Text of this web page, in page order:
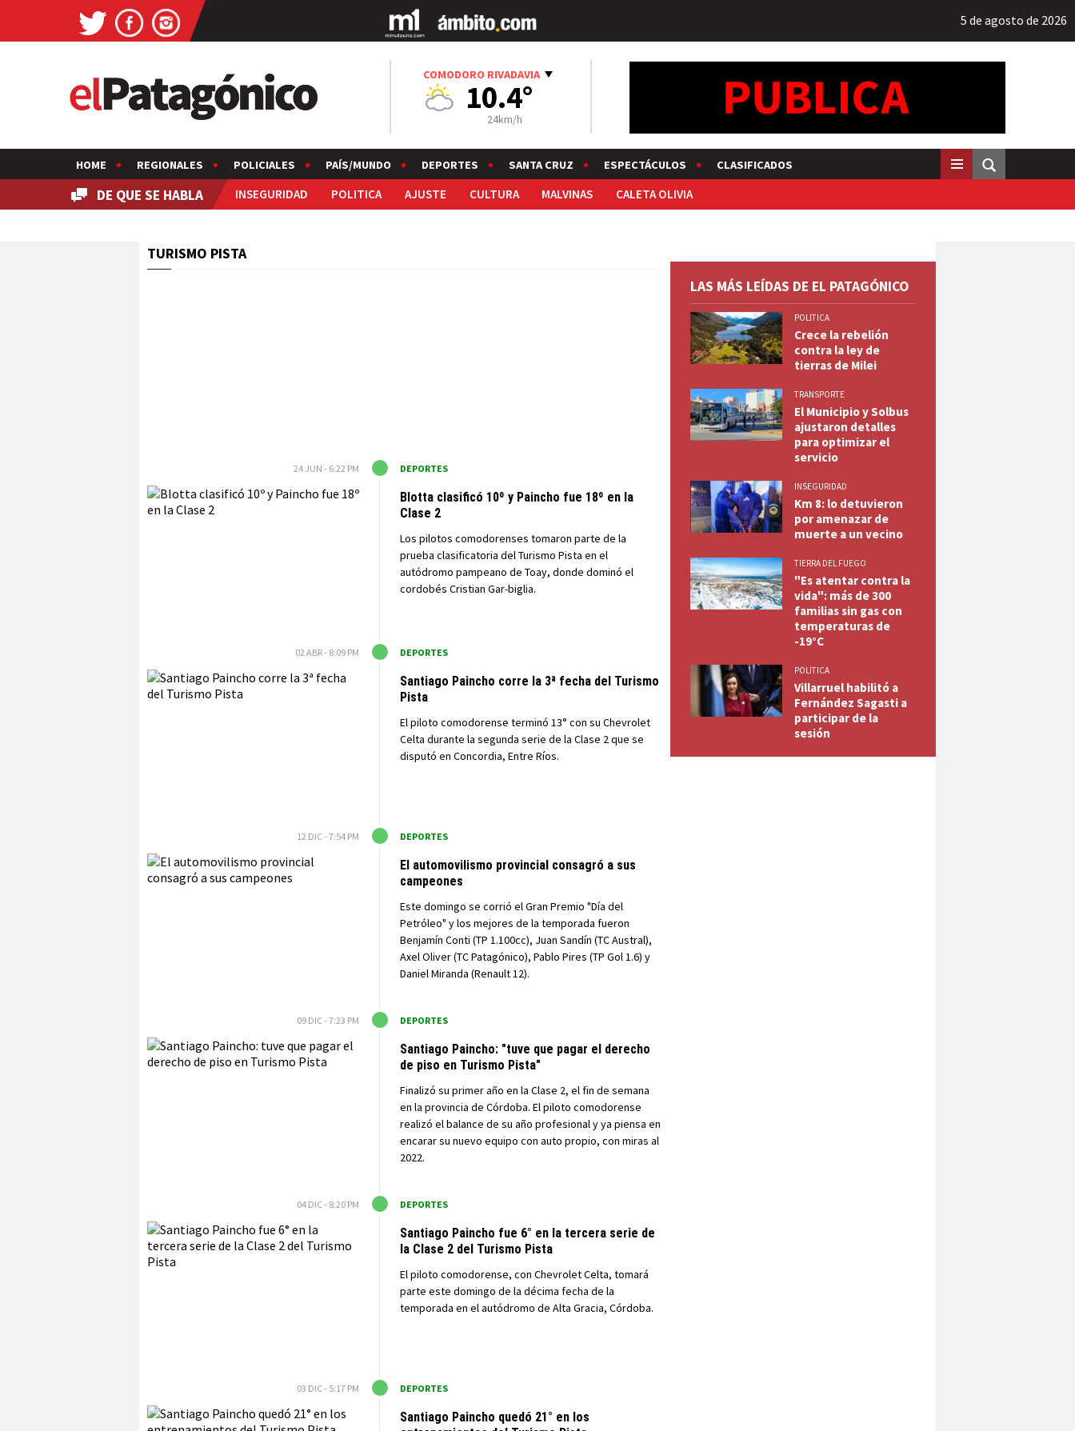
5 de agosto de 2026
COMODORO RIVADAVIA
10.4°
24km/h
HOME REGIONALES POLICIALES PAÍS/MUNDO DEPORTES SANTA CRUZ ESPECTÁCULOS CLASIFICADOS
DE QUE SE HABLA INSEGURIDAD POLITICA AJUSTE CULTURA MALVINAS CALETA OLIVIA
TURISMO PISTA
24 JUN - 6:22 PM DEPORTES
Blotta clasificó 10º y Paincho fue 18º en la
Clase 2
Los pilotos comodorenses tomaron parte de la
prueba clasificatoria del Turismo Pista en el
autódromo pampeano de Toay, donde dominó el
cordobés Cristian Gar-biglia.
02 ABR - 8:09 PM DEPORTES
Santiago Paincho corre la 3ª fecha del Turismo
Pista
El piloto comodorense terminó 13° con su Chevrolet
Celta durante la segunda serie de la Clase 2 que se
disputó en Concordia, Entre Ríos.
12 DIC - 7:54 PM DEPORTES
El automovilismo provincial consagró a sus
campeones
Este domingo se corrió el Gran Premio "Día del
Petróleo" y los mejores de la temporada fueron
Benjamín Conti (TP 1.100cc), Juan Sandín (TC Austral),
Axel Oliver (TC Patagónico), Pablo Pires (TP Gol 1.6) y
Daniel Miranda (Renault 12).
09 DIC - 7:23 PM DEPORTES
Santiago Paincho: "tuve que pagar el derecho
de piso en Turismo Pista"
Finalizó su primer año en la Clase 2, el fin de semana
en la provincia de Córdoba. El piloto comodorense
realizó el balance de su año profesional y ya piensa en
encarar su nuevo equipo con auto propio, con miras al
2022.
04 DIC - 8:20 PM DEPORTES
Santiago Paincho fue 6° en la tercera serie de
la Clase 2 del Turismo Pista
El piloto comodorense, con Chevrolet Celta, tomará
parte este domingo de la décima fecha de la
temporada en el autódromo de Alta Gracia, Córdoba.
03 DIC - 5:17 PM DEPORTES
Santiago Paincho quedó 21° en los
LAS MÁS LEÍDAS DE EL PATAGÓNICO
POLITICA
Crece la rebelión
contra la ley de
tierras de Milei
TRANSPORTE
El Municipio y Solbus
ajustaron detalles
para optimizar el
servicio
INSEGURIDAD
Km 8: lo detuvieron
por amenazar de
muerte a un vecino
TIERRA DEL FUEGO
"Es atentar contra la
vida": más de 300
familias sin gas con
temperaturas de
-19°C
POLITICA
Villarruel habilitó a
Fernández Sagasti a
participar de la
sesión